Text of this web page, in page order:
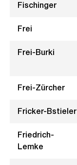
Fischinger
Frei
Frei-Burki
Frei-Zürcher
Fricker-Bstieler
Friedrich-
Lemke